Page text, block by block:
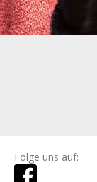
Folge uns auf: